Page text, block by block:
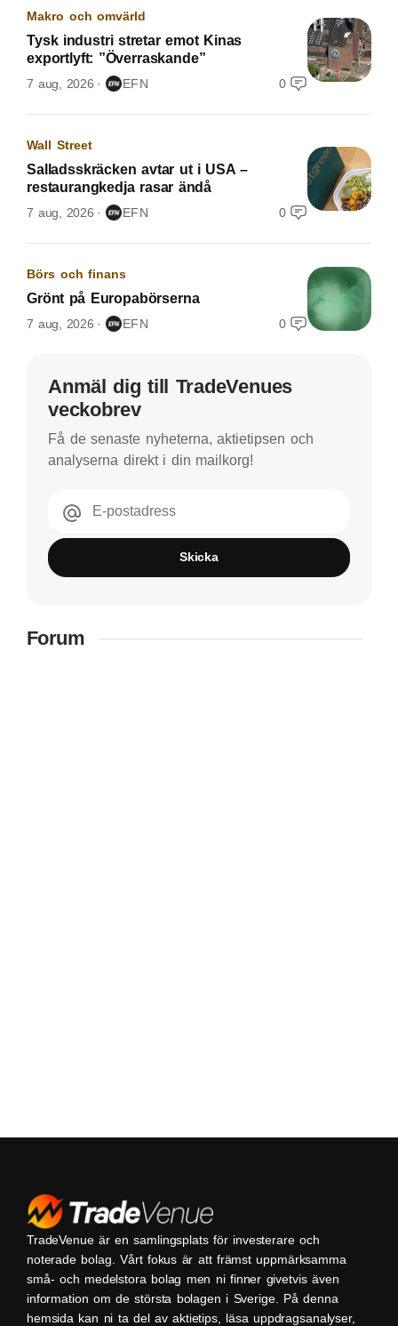
Makro och omvärld
Tysk industri stretar emot Kinas
exportlyft: ”Överraskande”
7 aug, 2026 EFN 0
Wall Street
Salladsskräcken avtar ut i USA –
restaurangkedja rasar ändå
7 aug, 2026 EFN 0
Börs och finans
Grönt på Europabörserna
7 aug, 2026 EFN 0
Anmäl dig till TradeVenues
veckobrev
Få de senaste nyheterna, aktietipsen och
analyserna direkt i din mailkorg!
E-postadress
Skicka
Forum
TradeVenue är en samlingsplats för investerare och
noterade bolag. Vårt fokus är att främst uppmärksamma
små- och medelstora bolag men ni finner givetvis även
information om de största bolagen i Sverige. På denna
hemsida kan ni ta del av aktietips, läsa uppdragsanalyser,